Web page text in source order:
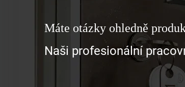
Máte otázky ohledně
Naši profesionální